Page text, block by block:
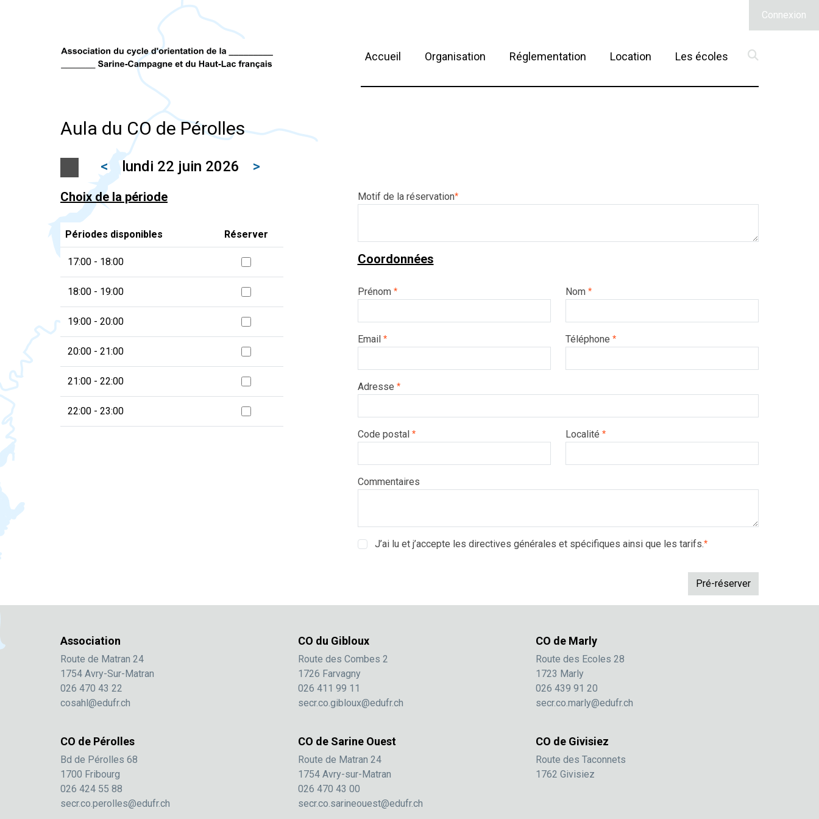
Accueil Organisation Réglementation Location (current)Les écoles
Connexion
Aula du CO de Pérolles
< lundi 22 juin 2026 >
Choix de la période
Périodes disponibles Réserver
17:00 - 18:00
18:00 - 19:00
19:00 - 20:00
20:00 - 21:00
21:00 - 22:00
22:00 - 23:00
Motif de la réservation*
Coordonnées
Prénom * Nom *
Email * Téléphone *
Adresse *
Code postal * Localité *
Commentaires
J’ai lu et j’accepte les directives générales et spécifiques ainsi que les tarifs.*
Association
Route de Matran 24
1754 Avry-Sur-Matran
026 470 43 22
cosahl@edufr.ch
CO du Gibloux
Route des Combes 2
1726 Farvagny
026 411 99 11
secr.co.gibloux@edufr.ch
CO de Marly
Route des Ecoles 28
1723 Marly
026 439 91 20
secr.co.marly@edufr.ch
CO de Pérolles
Bd de Pérolles 68
1700 Fribourg
026 424 55 88
secr.co.perolles@edufr.ch
CO de Sarine Ouest
Route de Matran 24
1754 Avry-sur-Matran
026 470 43 00
secr.co.sarineouest@edufr.ch
CO de Givisiez
Route des Taconnets
1762 Givisiez